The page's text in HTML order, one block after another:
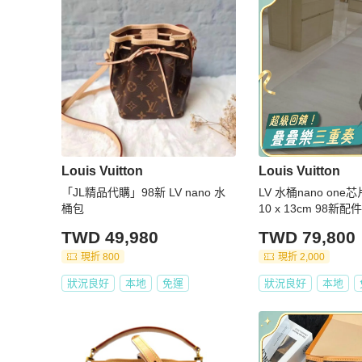
Louis Vuitton
「JL精品代購」98新 LV nano 水
桶包
TWD 49,980
現折 800
狀況良好 本地 免運
Louis Vuitton
LV 水桶nano one芯
10 x 13cm 98新配
TWD 79,800
現折 2,000
狀況良好 本地